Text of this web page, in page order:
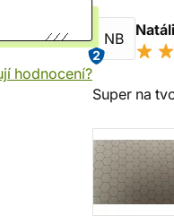
hodnocení?
NB
2
Super na